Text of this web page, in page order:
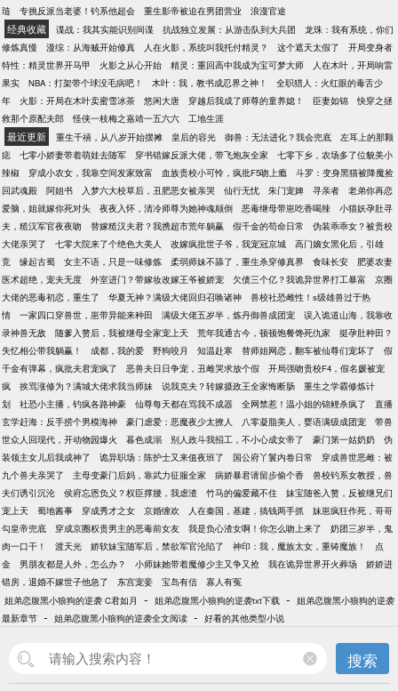
琏
专挑反派当老婆！钓系他超会 重生影帝被迫在男团营业 浪漫官途
经典收藏 谍战：我其实能识别间谍 抗战独立发展：从游击队到大兵团
龙珠：我有系统，你们
修炼真慢
漫综：从海贼开始修真 人在火影，系统叫我托付精灵？ 这个遮天太假了
开局变身者
特性：精灵世界开马甲
火影之从心开始 精灵：重回高中我成为宝可梦大师
人在木叶，开局响雷
果实
NBA：打架带个球没毛病吧！ 木叶：我，教书成忍界之神！
全职猎人：火红眼的毒舌少
年
火影：开局在木叶卖蜜雪冰茶 悠闲大唐 穿越后我成了师尊的童养媳！ 臣妻如锦
快穿之拯
救那个原配夫郎
怪侠一枝梅之嘉靖一五六六 工地生涯
最近更新 重生千禧，从八岁开始摆摊 皇后的容光 御兽：无法进化？我会兜底
左耳上的那颗
痣
七零小娇妻带着萌娃去随军 穿书错嫁反派大佬，带飞炮灰全家
七零下乡，农场多了位貌美小
辣椒
穿成小农女，我靠空间发家致富 血族贵校小可怜，疯批F5吻上瘾
斗罗：变身黑猫被降魔捡
回武魂殿
阿姐书 入梦六大校草后，丑肥恶女被亲哭 仙行无忧 朱门宠婢 寻亲者
老弟你再恋
爱脑，姐就嫁你死对头
夜夜入怀，清冷师尊为她神魂颠倒 恶毒继母带崽吃香喝辣
小猫妖孕肚寻
夫，糙汉军官夜夜吻
替嫁糙汉夫君？我携超市荒年躺赢 假千金的苟命日常
伪装乖乖女？被贵校
大佬亲哭了
七零大院来了个绝色大美人 改嫁疯批世子爷，我宠冠京城
高门嫡女黑化后，引雄
竞
缘起古蜀 女主不语，只是一味修炼 柔弱师妹不舔了，重生杀穿修真界 食味长安
肥婆农妻
医术超绝，宠夫无度
外室进门？带嫁妆改嫁王爷被娇宠 欠债三个亿？我诡异世界打工暴富
京圈
大佬的恶毒初恋，重生了
华夏无神？满级大佬回归召唤诸神
兽校社恐雌性！s级雄兽过于热
情
一家四口穿兽世，崽带异能来种田 满级大佬五岁半，炼丹御兽成团宠
误入诡道山海，我靠收
录神兽无敌
随爹入赘后，我被继母全家宠上天 荒年我通古今，顿顿饱餐馋死仇家
挺孕肚种田？
失忆相公带我躺赢！
成都，我的爱 野狗咬月 知温赴寒 替师姐网恋，翻车被仙尊们宠坏了
假
千金有弹幕，疯批夫君宠疯了
恶兽夫日日争宠，丑雌哭求放个假
开局强吻贵校F4，假名媛被宠
疯
挨骂涨修为？满城大佬求我当师妹 说我克夫？转嫁摄政王全家悔断肠
重生之学霸修炼计
划
社恐小主播，钓疯各路神豪 仙尊每天都在骂我不成器 全网禁惹！温小姐的锦鲤杀疯了
直播
玄学赶海：反手捞个男模海神
豪门虐爱：恶魔夜少太撩人 八零凝脂美人，婴语满级成团宠
带兽
世众人回现代，开动物园爆火
暮色成溺 别人政斗我招工，不小心成女帝了 豪门第一姑奶奶
伪
装领主女儿后我成神了
诡异职场：陈护士又来值夜班了 国公府丫鬟内卷日常
穿成兽世恶雌：被
九个兽夫亲哭了
主母变豪门后妈，靠武力征服全家 病娇暴君请留步偷个香
兽校钓系女教授，兽
夫们诱引沉沦
侯府忘恩负义？权臣撑腰，我虐渣 竹马的偏爱藏不住
妹宝随爸入赘，反被继兄们
宠上天
蜀地酱事 穿成秀才之女 京婚缠欢 人在秦国，基建，搞钱两手抓
妹崽疯狂作死，哥哥
勾皇帝兜底
穿成京圈权贵男主的恶毒前女友 我是负心渣女啊！你怎么吻上来了
奶团三岁半，鬼
肉一口干！
渡天光 娇软妹宝随军后，禁欲军官沦陷了 神印：我，魔族太女，重铸魔族！
点
金
男朋友都是人外，怎么办？ 小师妹她带着魔修少主又争又抢 我在诡异世界开火葬场
娇娇进
错房，退婚不嫁世子他急了
东宫宠妾 宝岛有信
寡人有冤
姐弟恋腹黑小狼狗的逆袭 C君如月
- 姐弟恋腹黑小狼狗的逆袭txt下载 - 姐弟恋腹黑小狼狗的逆袭
最新章节 - 姐弟恋腹黑小狼狗的逆袭全文阅读 - 好看的其他类型小说
搜索